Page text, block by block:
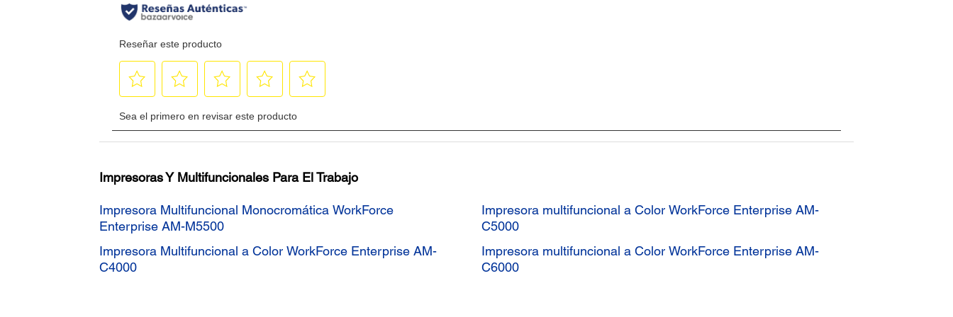
Impresoras Y Multifuncionales Para El Trabajo
Impresora Multifuncional Monocromática WorkForce
Enterprise AM-M5500
Impresora Multifuncional a Color WorkForce Enterprise AM-
C4000
Impresora multifuncional a Color WorkForce Enterprise AM-
C5000
Impresora multifuncional a Color WorkForce Enterprise AM-
C6000